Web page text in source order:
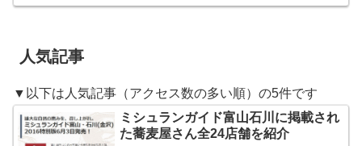
人気記事
▼以下は人気記事（アクセス数の多い順）の5件です
ミシュランガイド富山石川に掲載され
た蕎麦屋さん全24店舗を紹介